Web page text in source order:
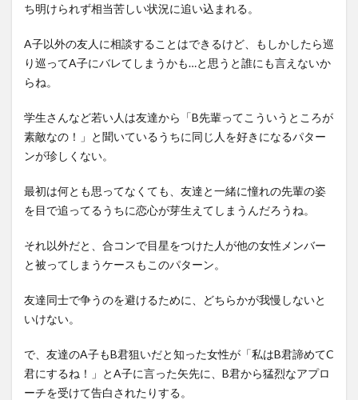
ち明けられず相当苦しい状況に追い込まれる。
A子以外の友人に相談することはできるけど、もしかしたら巡
り巡ってA子にバレてしまうかも…と思うと誰にも言えないか
らね。
学生さんなど若い人は友達から「B先輩ってこういうところが
素敵なの！」と聞いているうちに同じ人を好きになるパター
ンが珍しくない。
最初は何とも思ってなくても、友達と一緒に憧れの先輩の姿
を目で追ってるうちに恋心が芽生えてしまうんだろうね。
それ以外だと、合コンで目星をつけた人が他の女性メンバー
と被ってしまうケースもこのパターン。
友達同士で争うのを避けるために、どちらかが我慢しないと
いけない。
で、友達のA子もB君狙いだと知った女性が「私はB君諦めてC
君にするね！」とA子に言った矢先に、B君から猛烈なアプロ
ーチを受けて告白されたりする。